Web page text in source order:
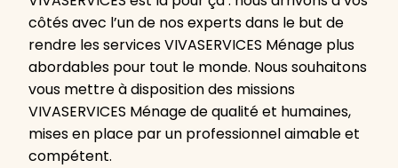
côtés avec l’un de nos experts dans le but de
rendre les services VIVASERVICES Ménage plus
abordables pour tout le monde. Nous souhaitons
vous mettre à disposition des missions
VIVASERVICES Ménage de qualité et humaines,
mises en place par un professionnel aimable et
compétent.